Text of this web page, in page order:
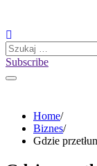
content
Szukaj:
Subscribe
Home
Biznes
Gdzie